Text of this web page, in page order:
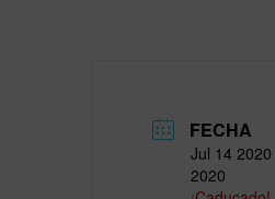
FECHA
Jul 14 2020
2020